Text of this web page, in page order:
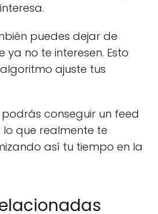
puedes dejar de
ya no te interesen. Esto
ajuste tus
conseguir un feed
que realmente te
así tu tiempo en la